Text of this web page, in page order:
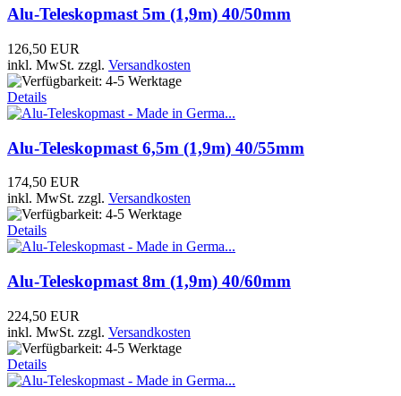
Alu-Teleskopmast 5m (1,9m) 40/50mm
126,50 EUR
inkl. MwSt. zzgl. Versandkosten
Details
Alu-Teleskopmast 6,5m (1,9m) 40/55mm
174,50 EUR
inkl. MwSt. zzgl. Versandkosten
Details
Alu-Teleskopmast 8m (1,9m) 40/60mm
224,50 EUR
inkl. MwSt. zzgl. Versandkosten
Details